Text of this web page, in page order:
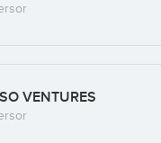
VENTURES